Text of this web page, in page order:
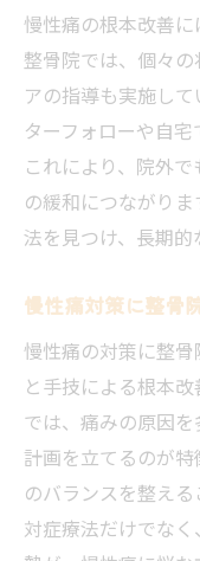
慢性痛の根本改善に
整骨院では、個々
アの指導も実施し
ターフォローや自宅
これにより、院外
の緩和につながり
法を見つけ、長期的
慢性痛対策に整骨
慢性痛の対策に整
と手技による根本
では、痛みの原因
計画を立てるのが
のバランスを整える
対症療法だけでな